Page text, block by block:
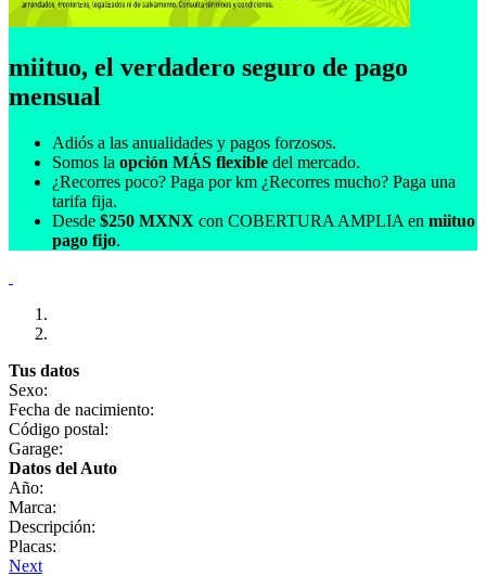
miituo, el verdadero seguro de pago
mensual
Adiós a las anualidades y pagos forzosos.
Somos la opción MÁS flexible del mercado.
¿Recorres poco? Paga por km ¿Recorres mucho? Paga una
tarifa fija.
Desde $250 MXNX con COBERTURA AMPLIA en miituo
pago fijo.
Tus datos
Sexo:
Fecha de nacimiento:
Código postal:
Garage:
Datos del Auto
Año:
Marca:
Descripción:
Placas:
Next